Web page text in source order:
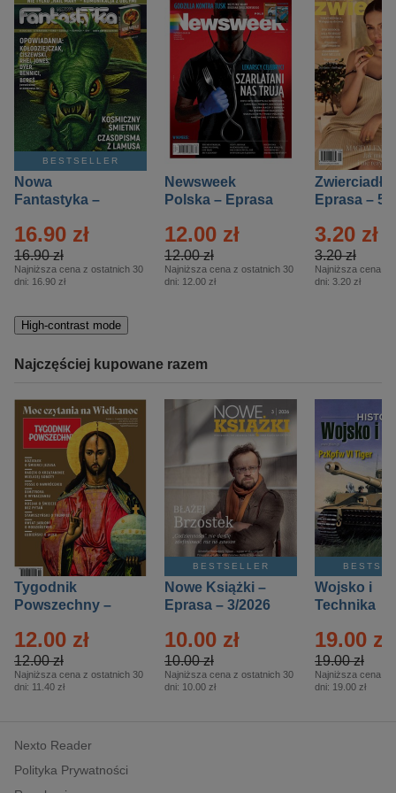
BESTSELLER
Nowa
Fantastyka –
16.90 zł
16.90 zł
Najniższa cena z ostatnich 30
dni: 16.90 zł
Newsweek
Polska – Eprasa
12.00 zł
12.00 zł
Najniższa cena z ostatnich 30
dni: 12.00 zł
Zwierciadło
Eprasa – 5/
3.20 zł
3.20 zł
Najniższa cena z
dni: 3.20 zł
High-contrast mode
Najczęściej kupowane razem
Tygodnik
Powszechny –
12.00 zł
12.00 zł
Najniższa cena z ostatnich 30
dni: 11.40 zł
BESTSELLER
Nowe Książki –
Eprasa – 3/2026
10.00 zł
10.00 zł
Najniższa cena z ostatnich 30
dni: 10.00 zł
Wojsko i
Technika
– 2/2026
19.00 zł
19.00 zł
Najniższa cena z
dni: 19.00 zł
Nexto Reader
Polityka Prywatności